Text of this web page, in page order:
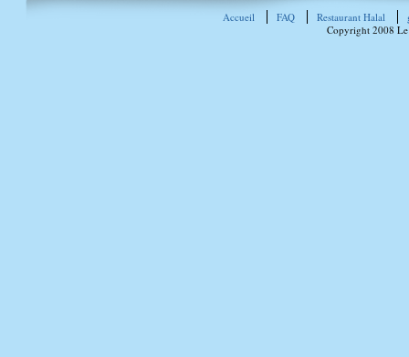
Accueil FAQ Restaurant Halal
Copyright 2008